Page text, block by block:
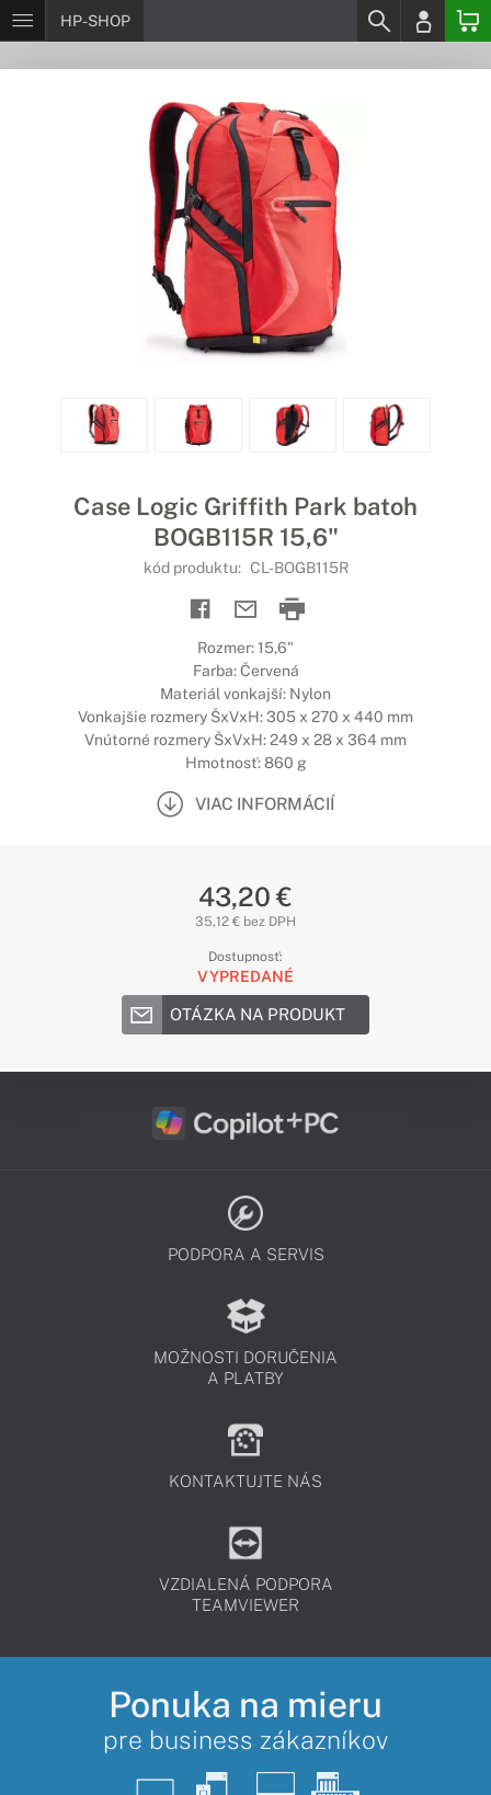
HP-SHOP
Case Logic Griffith Park batoh
BOGB115R 15,6"
kód produktu: CL-BOGB115R
Rozmer: 15,6"
Farba: Červená
Materiál vonkajší: Nylon
Vonkajšie rozmery ŠxVxH: 305 x 270 x 440 mm
Vnútorné rozmery ŠxVxH: 249 x 28 x 364 mm
Hmotnosť: 860 g
VIAC INFORMÁCIÍ
43,20 €
35,12 € bez DPH
Dostupnosť:
VYPREDANÉ
OTÁZKA NA PRODUKT
PODPORA A SERVIS
MOŽNOSTI DORUČENIA
A PLATBY
KONTAKTUJTE NÁS
VZDIALENÁ PODPORA
TEAMVIEWER
Ponuka na mieru
pre business zákazníkov